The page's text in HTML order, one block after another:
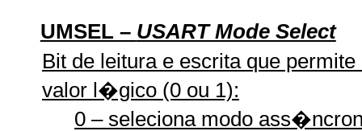
UMSEL – USART Mode Select
Bit de leitura e escrita que
valor l�gico (0 ou 1):
0 – seleciona modo